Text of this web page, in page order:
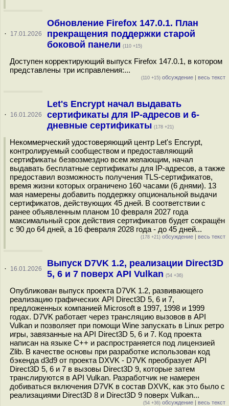
· 17.01.2026
Обновление Firefox 147.0.1. План
прекращения поддержки старой
боковой панели (110 +15)
Доступен корректирующий выпуск Firefox 147.0.1, в котором
представлены три исправления:...
(110 +15) обсуждение | весь текст
· 16.01.2026
Let's Encrypt начал выдавать
сертификаты для IP-адресов и 6-
дневные сертификаты (178 +21)
Некоммерческий удостоверяющий центр Let's Encrypt,
контролируемый сообществом и предоставляющий
сертификаты безвозмездно всем желающим, начал
выдавать бесплатные сертификаты для IP-адресов, а также
предоставил возможность получения TLS-сертификатов,
время жизни которых ограничено 160 часами (6 днями). 13
мая намерены добавить поддержку опциональной выдачи
сертификатов, действующих 45 дней. В соответствии с
ранее объявленным планом 10 февраля 2027 года
максимальный срок действия сертификатов будет сокращён
с 90 до 64 дней, а 16 февраля 2028 года - до 45 дней...
(178 +21) обсуждение | весь текст
· 16.01.2026
Выпуск D7VK 1.2, реализации Direct3D
5, 6 и 7 поверх API Vulkan (54 +36)
Опубликован выпуск проекта D7VK 1.2, развивающего
реализацию графических API Direct3D 5, 6 и 7,
предложенных компанией Microsoft в 1997, 1998 и 1999
годах. D7VK работает через трансляцию вызовов в API
Vulkan и позволяет при помощи Wine запускать в Linux ретро
игры, завязанные на API Direct3D 5, 6 и 7. Код проекта
написан на языке C++ и распространяется под лицензией
Zlib. В качестве основы при разработке использован код
бэкенда d3d9 от проекта DXVK - D7VK преобразует API
Direct3D 5, 6 и 7 в вызовы Direct3D 9, которые затем
транслируются в API Vulkan. Разработчик не намерен
добиваться включения D7VK в состав DXVK, как это было с
реализациями Direct3D 8 и Direct3D 9 поверх Vulkan...
(54 +36) обсуждение | весь текст